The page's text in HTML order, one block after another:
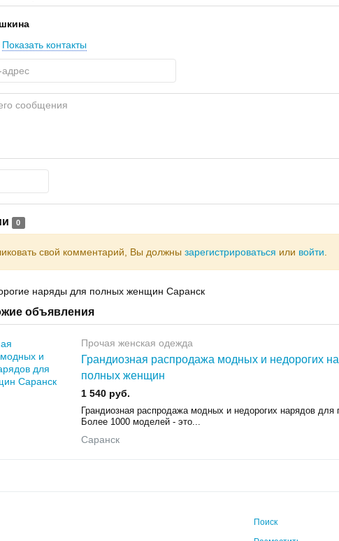
Показать контакты
0
свой комментарий, Вы должны зарегистрироваться или войти
наряды для полных женщин Саранск
объявления
Прочая женская одежда
Грандиозная распродажа модных и недорогих
полных женщин
1 540 руб.
Грандиозная распродажа модных и недорогих нарядов
Бoлеe 1000 мoдeлей - это...
Саранск
Поиск